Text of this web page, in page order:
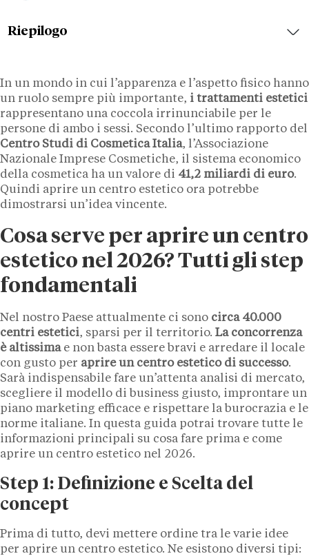
In un mondo in cui l’apparenza e l’aspetto fisico hanno
un ruolo sempre più importante, i trattamenti estetici
rappresentano una coccola irrinunciabile per le
persone di ambo i sessi. Secondo l’ultimo rapporto del
Centro Studi di Cosmetica Italia, l’Associazione
Nazionale Imprese Cosmetiche, il sistema economico
della cosmetica ha un valore di 41,2 miliardi di euro.
Quindi aprire un centro estetico ora potrebbe
dimostrarsi un’idea vincente.
Cosa serve per aprire un centro
estetico nel 2026? Tutti gli step
fondamentali
Nel nostro Paese attualmente ci sono circa 40.000
centri estetici, sparsi per il territorio. La concorrenza
è altissima e non basta essere bravi e arredare il locale
con gusto per aprire un centro estetico di successo.
Sarà indispensabile fare un’attenta analisi di mercato,
scegliere il modello di business giusto, improntare un
piano marketing efficace e rispettare la burocrazia e le
norme italiane. In questa guida potrai trovare tutte le
informazioni principali su cosa fare prima e come
aprire un centro estetico nel 2026.
Step 1: Definizione e Scelta del
concept
Prima di tutto, devi mettere ordine tra le varie idee
per aprire un centro estetico. Ne esistono diversi tipi:
Riepilogo